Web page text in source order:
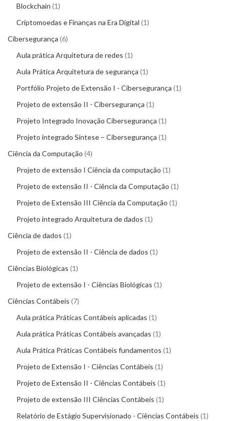
Blockchain 1
Criptomoedas e Finanças na Era Digital 1
Cibersegurança 6
Aula prática Arquitetura de redes 1
Aula Prática Arquitetura de segurança 1
Portfólio Projeto de Extensão I - Cibersegurança 1
Projeto de extensão II - Cibersegurança 1
Projeto Integrado Inovação Cibersegurança 1
Projeto integrado Síntese – Cibersegurança 1
Ciência da Computação 4
Projeto de extensão I Ciência da computação 1
Projeto de extensão II - Ciência da Computação 1
Projeto de Extensão III Ciência da Computação 1
Projeto integrado Arquitetura de dados 1
Ciência de dados 1
Projeto de extensão II - Ciência de dados 1
Ciências Biológicas 1
Projeto de extensão I - Ciências Biológicas 1
Ciências Contábeis 7
Aula prática Práticas Contábeis aplicadas 1
Aula prática Práticas Contábeis avançadas 1
Aula Prática Práticas Contábeis fundamentos 1
Projeto de Extensão I - Ciências Contábeis 1
Projeto de Extensão II - Ciências Contábeis 1
Projeto de extensão III Ciências Contábeis 1
Relatório de Estágio Supervisionado - Ciências Contábeis 1